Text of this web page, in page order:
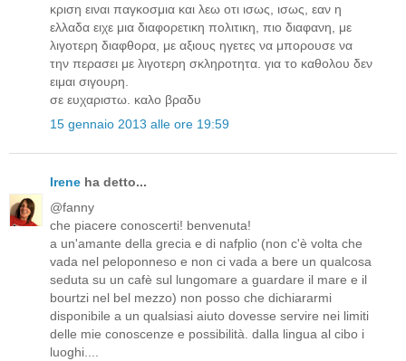
κριση ειναι παγκοσμια και λεω οτι ισως, ισως, εαν η
ελλαδα ειχε μια διαφορετικη πολιτικη, πιο διαφανη, με
λιγοτερη διαφθορα, με αξιους ηγετες να μπορουσε να
την περασει με λιγοτερη σκληροτητα. για το καθολου δεν
ειμαι σιγουρη.
σε ευχαριστω. καλο βραδυ
15 gennaio 2013 alle ore 19:59
Irene ha detto...
@fanny
che piacere conoscerti! benvenuta!
a un'amante della grecia e di nafplio (non c'è volta che
vada nel peloponneso e non ci vada a bere un qualcosa
seduta su un cafè sul lungomare a guardare il mare e il
bourtzi nel bel mezzo) non posso che dichiararmi
disponibile a un qualsiasi aiuto dovesse servire nei limiti
delle mie conoscenze e possibilità. dalla lingua al cibo i
luoghi....